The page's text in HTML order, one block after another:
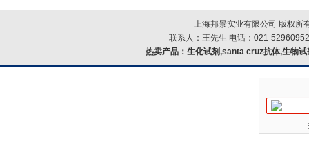
上海邦景实业有限公司 版权所
联系人：王先生 电话：021-
热卖产品： 生化试剂,santa cruz抗体,生物